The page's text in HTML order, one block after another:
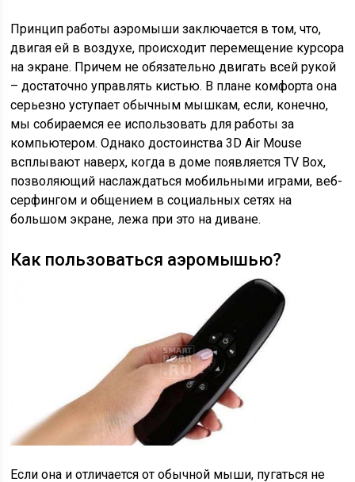
Принцип работы аэромыши заключается в том, что,
двигая ей в воздухе, происходит перемещение курсора
на экране. Причем не обязательно двигать всей рукой
– достаточно управлять кистью. В плане комфорта она
серьезно уступает обычным мышкам, если, конечно,
мы собираемся ее использовать для работы за
компьютером. Однако достоинства 3D Air Mouse
всплывают наверх, когда в доме появляется TV Box,
позволяющий наслаждаться мобильными играми, веб-
серфингом и общением в социальных сетях на
большом экране, лежа при это на диване.
Как пользоваться аэромышью?
Если она и отличается от обычной мыши, пугаться не